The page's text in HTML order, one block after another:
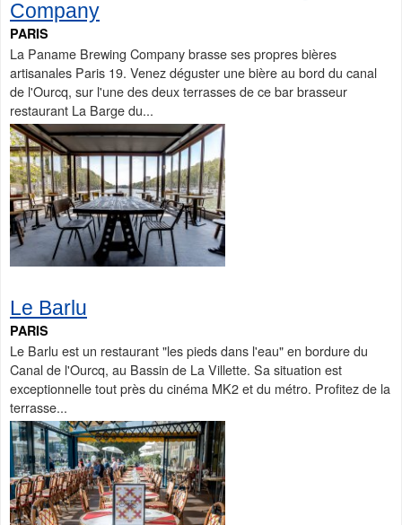
Company
PARIS
La Paname Brewing Company brasse ses propres bières
artisanales Paris 19. Venez déguster une bière au bord du canal
de l'Ourcq, sur l'une des deux terrasses de ce bar brasseur
restaurant La Barge du...
Le Barlu
PARIS
Le Barlu est un restaurant "les pieds dans l'eau" en bordure du
Canal de l'Ourcq, au Bassin de La Villette. Sa situation est
exceptionnelle tout près du cinéma MK2 et du métro. Profitez de la
terrasse...